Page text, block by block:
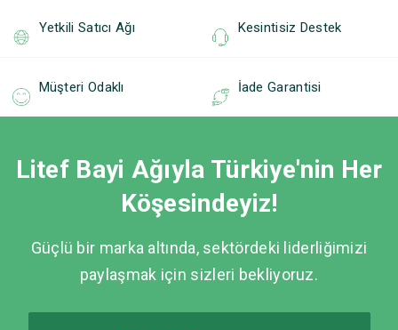
Yetkili Satıcı Ağı Kesintisiz Destek
Müşteri Odaklı İade Garantisi
Litef Bayi Ağıyla Türkiye'nin Her
Köşesindeyiz!
Güçlü bir marka altında, sektördeki liderliğimizi
paylaşmak için sizleri bekliyoruz.